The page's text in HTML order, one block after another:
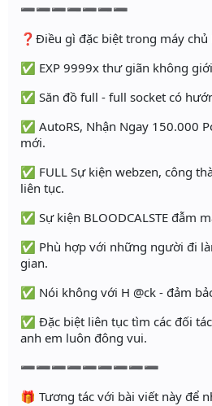
➖➖➖➖➖➖➖
❓Điều gì đặc biệt trong máy chủ
✅ EXP 9999x thư giãn không
✅ Săn đồ full - full socket có
✅ AutoRS, Nhận Ngay 150.000
mới.
✅ FULL Sự kiện webzen, công
liên tục.
✅ Sự kiện BLOODCALSTE đẫm
✅ Phù hợp với những người đi
gian.
✅ Nói không với H @ck - đảm
✅ Đặc biệt liên tục tìm các đối
anh em luôn đông vui.
➖➖➖➖➖➖➖➖➖
🎁 Tương tác với bài viết này để